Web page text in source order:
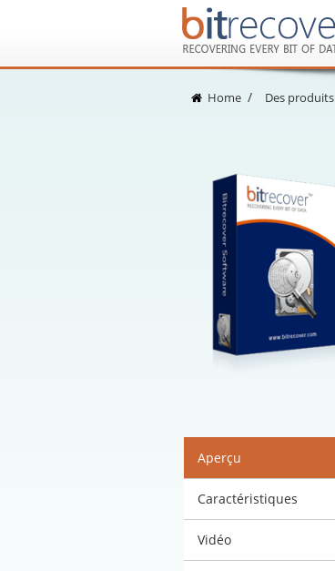
Home Des produits
Aperçu
Caractéristiques
Vidéo